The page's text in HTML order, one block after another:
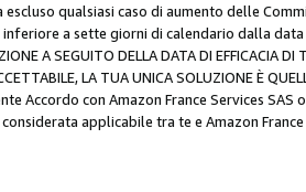
qualsiasi caso di aumento delle
a sette giorni di calendario dalla data
A SEGUITO DELLA DATA DI EFFICACIA
LA TUA UNICA SOLUZIONE È
Accordo con Amazon France Services
applicabile tra te e Amazon